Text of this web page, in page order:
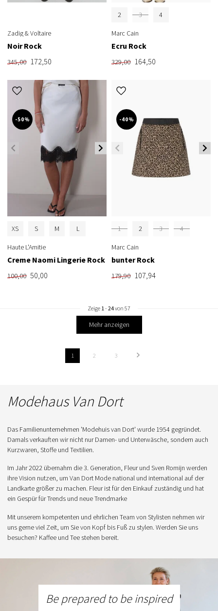
Zadig & Voltaire
Noir Rock
345,00 172,50
2 3 4
Marc Cain
Ecru Rock
329,00 164,50
-50%
XS S M L
Haute L'Amitie
Creme Naomi Lingerie Rock
100,00 50,00
-40%
1 2 3 4
Marc Cain
bunter Rock
179,90 107,94
Zeige 1 - 24von 57
Mehr anzeigen
1 2 3
Modehaus Van Dort
Das Familienunternehmen 'Modehuis van Dort' wurde 1954 gegründet.
Damals verkauften wir nicht nur Damen- und Unterwäsche, sondern auch
Kurzwaren, Stoffe und Textilien.
Im Jahr 2022 übernahm die 3. Generation, Fleur und Sven Romijn werden
ihre Vision nutzen, um Van Dort Mode national und international auf der
Landkarte größer zu machen. Fleur ist für den Einkauf zuständig und hat
ein Gespür für Trends und neue Trendmarke
Mit unserem kompetenten und ehrlichen Team von Stylisten nehmen wir
uns gerne viel Zeit, um Sie von Kopf bis Fuß zu stylen. Werden Sie uns
besuchen? Kaffee und Tee stehen bereit.
Be prepared to be inspired